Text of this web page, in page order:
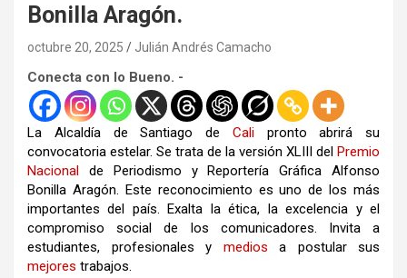
Bonilla Aragón.
octubre 20, 2025 Julián Andrés Camacho
Conecta con lo Bueno. -
La Alcaldía de Santiago de Calipronto abrirá su
convocatoria estelar. Se trata de la versión XLIII del Premio
Nacional de Periodismo y Reportería Gráfica Alfonso
Bonilla Aragón. Este reconocimiento es uno de los más
importantes del país. Exalta la ética, la excelencia y el
compromiso social de los comunicadores. Invita a
estudiantes, profesionales y medios a postular sus
mejores trabajos.